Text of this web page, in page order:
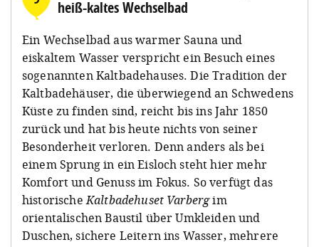
heiß-kaltes Wechselbad
Ein Wechselbad aus warmer Sauna und
eiskaltem Wasser verspricht ein Besuch eines
sogenannten Kaltbadehauses. Die Tradition der
Kaltbadehäuser, die überwiegend an Schwedens
Küste zu finden sind, reicht bis ins Jahr 1850
zurück und hat bis heute nichts von seiner
Besonderheit verloren. Denn anders als bei
einem Sprung in ein Eisloch steht hier mehr
Komfort und Genuss im Fokus. So verfügt das
historischeKaltbadehuset Varbergim
orientalischen Baustil über Umkleiden und
Duschen, sichere Leitern ins Wasser, mehrere